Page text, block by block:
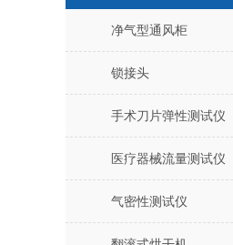
净气型通风柜
锁接头
手术刀片弹性测试仪
医疗器械流量测试仪
气密性测试仪